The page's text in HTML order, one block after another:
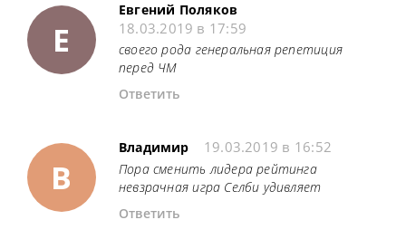
Championship 2026. Эти два
Е
Евгений Поляков
18.03.2019 в 17:59
своего рода генеральная репетиция
перед ЧМ
Ответить
В
Владимир 19.03.2019 в 16:52
Пора сменить лидера рейтинга
невзрачная игра Селби удивляет
Ответить